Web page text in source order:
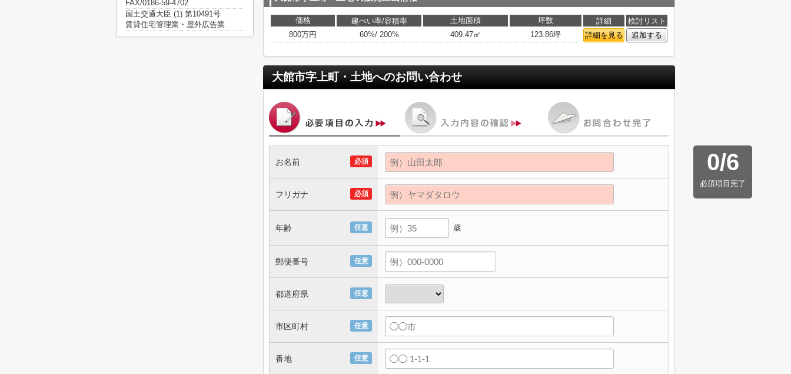
価格 建ぺい率/容積率 土地面積 坪数 詳細
検討リスト
800万円
60%/ 200% 409.47㎡ 123.86坪 詳細を見る 追加する
大館市字上町・土地へのお問い合わせ
0/6
必須項目完了
必須
お名前
必須
フリガナ
任意
年齢 歳
任意
郵便番号
任意
都道府県
任意
市区町村
任意
番地
FAX/0186-59-4702
国土交通大臣 (1) 第10491号
賃貸住宅管理業・屋外広告業